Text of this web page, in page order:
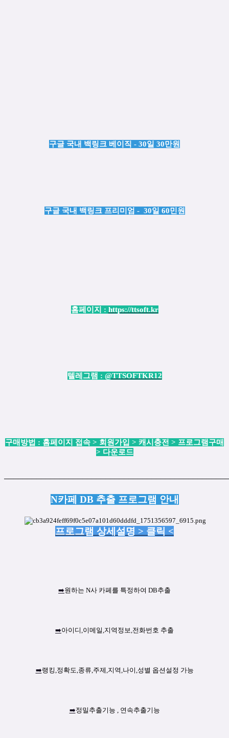
구글 국내 백링크 베이직 - 30일 30만원
구글 국내 백링크 프리미엄 - 30일 60민원
홈페이지 : https://ttsoft.kr
텔레그램 : @TTSOFTKR12
구매방법 : 홈페이지 접속 > 회원가입 > 캐시충전 > 프로그램구매
> 다운로드
N카페 DB 추출 프로그램 안내
프로그램 상세설명 > 클릭 <
➡️원하는 N사 카페를 특정하여 DB추출
➡️아이디,이메일,지역정보,전화번호 추출
➡️랭킹,정확도,종류,주제,지역,나이,성별 옵션설정 가능
➡️정밀추출기능 , 연속추출기능